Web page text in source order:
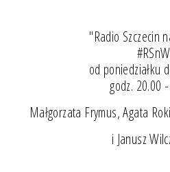
"Radio Szczecin
#RSnW
od poniedziałku
godz. 20.00
Małgorzata Frymus, Agata
i Janusz